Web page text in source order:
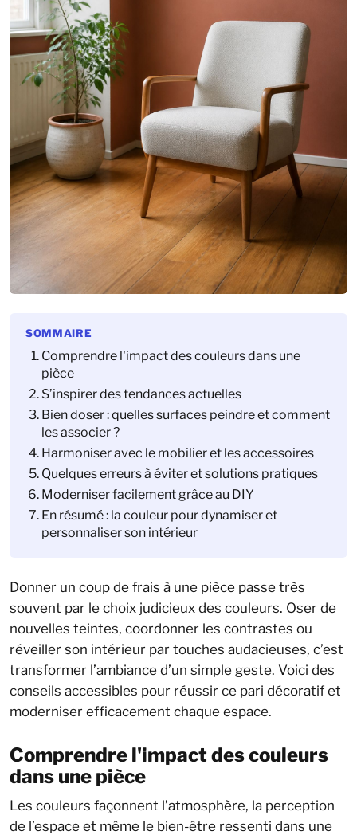
SOMMAIRE
Comprendre l'impact des couleurs dans une
pièce
S’inspirer des tendances actuelles
Bien doser : quelles surfaces peindre et comment
les associer ?
Harmoniser avec le mobilier et les accessoires
Quelques erreurs à éviter et solutions pratiques
Moderniser facilement grâce au DIY
En résumé : la couleur pour dynamiser et
personnaliser son intérieur
Donner un coup de frais à une pièce passe très
souvent par le choix judicieux des couleurs. Oser de
nouvelles teintes, coordonner les contrastes ou
réveiller son intérieur par touches audacieuses, c’est
transformer l’ambiance d’un simple geste. Voici des
conseils accessibles pour réussir ce pari décoratif et
moderniser efficacement chaque espace.
Comprendre l'impact des couleurs
dans une pièce
Les couleurs façonnent l’atmosphère, la perception
de l’espace et même le bien-être ressenti dans une